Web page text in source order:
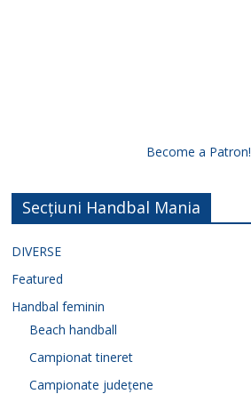
Become a Patron!
Secțiuni Handbal Mania
DIVERSE
Featured
Handbal feminin
Beach handball
Campionat tineret
Campionate județene